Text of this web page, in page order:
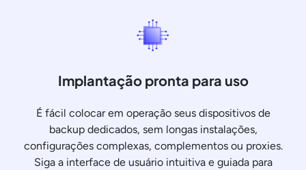
Implantação pronta para uso
É fácil colocar em operação seus dispositivos de
backup dedicados, sem longas instalações,
configurações complexas, complementos ou proxies.
Siga a interface de usuário intuitiva e guiada para